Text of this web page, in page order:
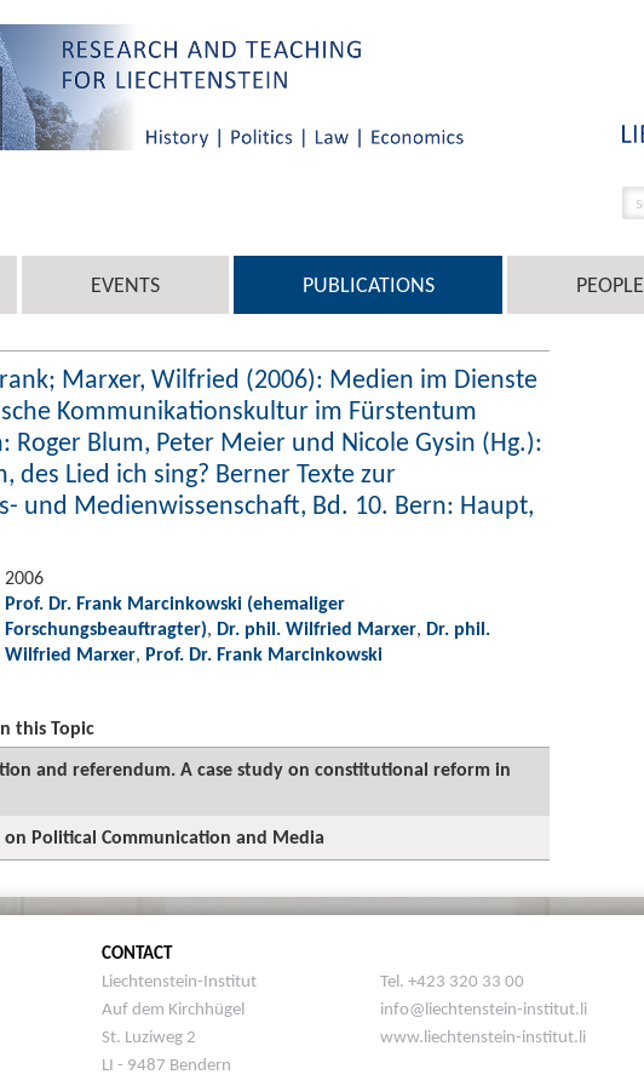
EVENTS PUBLICATIONS PEOPLE
Marxer, Wilfried (2006): Medien im Dienste
Kommunikationskultur im Fürstentum
Roger Blum, Peter Meier und Nicole Gysin (Hg.):
des Lied ich sing? Berner Texte zur
und Medienwissenschaft, Bd. 10. Bern: Haupt,
2006
Prof. Dr. Frank Marcinkowski (ehemaliger
Forschungsbeauftragter), Dr. phil. Wilfried Marxer, Dr. phil.
Wilfried Marxer, Prof. Dr. Frank Marcinkowski
this Topic
and referendum. A case study on constitutional reform in
Political Communication and Media
CONTACT
Liechtenstein-Institut
Auf dem Kirchhügel
St. Luziweg 2
LI - 9487 Bendern
Tel. +423 320 33 00
info@liechtenstein-institut.li
www.liechtenstein-institut.li